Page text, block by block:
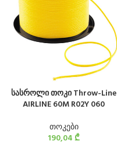
სასროლი თოკი Throw-Line
AIRLINE 60M R02Y 060
თოკები
190,04₾